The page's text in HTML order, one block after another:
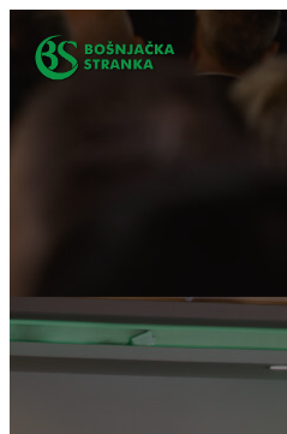
sadržaj